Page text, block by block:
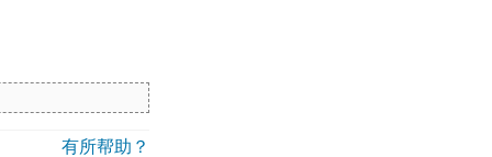
有所帮助？